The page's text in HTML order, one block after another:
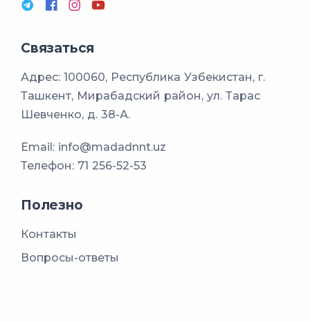
Связаться
Адрес: 100060, Республика Узбекистан, г.
Ташкент, Мирабадский район, ул. Тарас
Шевченко, д. 38-А.
Email: info@madadnnt.uz
Телефон: 71 256-52-53
Полезно
Контакты
Вопросы-ответы